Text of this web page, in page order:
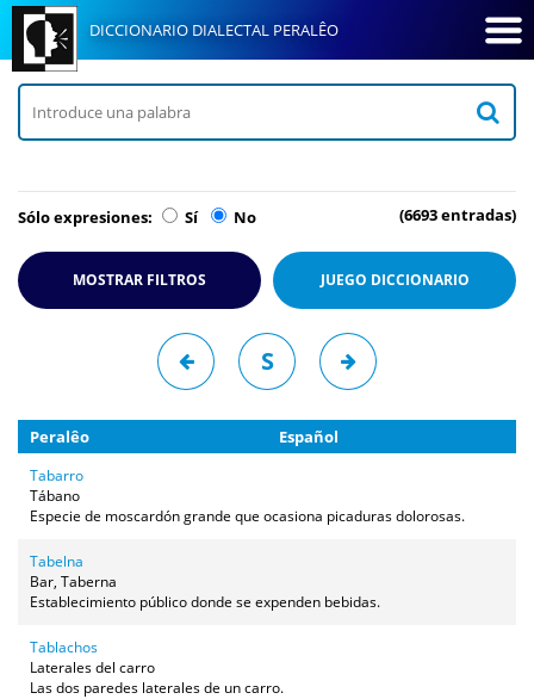
DICCIONARIO DIALECTAL PERALÊO
Sólo expresiones: Sí No (6693 entradas)
MOSTRAR FILTROS JUEGO DICCIONARIO
S
Peralêo Español
Tabarro
Tábano
Especie de moscardón grande que ocasiona picaduras dolorosas.
Tabelna
Bar, Taberna
Establecimiento público donde se expenden bebidas.
Tablachos
Laterales del carro
Las dos paredes laterales de un carro.